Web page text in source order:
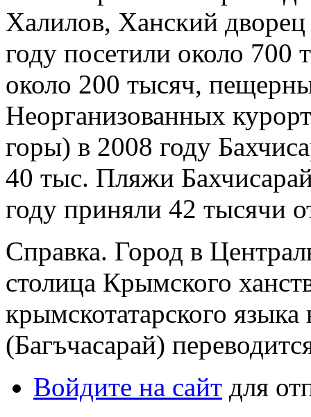
Халилов, Ханский
году посетили около 700
около 200 тысяч,
Неорганизованных
горы) в 2008 году
40 тыс. Пляжи
году приняли 42 тысячи
Справка. Город в
столица Крымского
крымскотатарского языка
(Багъчасарай)
Войдите на сайт для